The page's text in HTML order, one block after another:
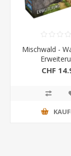
Mischwald -
CHF